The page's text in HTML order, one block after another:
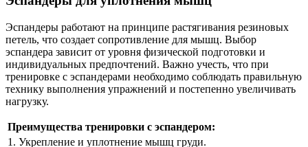
Эспандеры работают на принципе растягивания резиновых
петель, что создает сопротивление для мышц. Выбор
эспандера зависит от уровня физической подготовки и
индивидуальных предпочтений. Важно учесть, что при
тренировке с эспандерами необходимо соблюдать правильную
технику выполнения упражнений и постепенно увеличивать
нагрузку.
Преимущества тренировки с эспандером:
1. Укрепление и уплотнение мышц груди.